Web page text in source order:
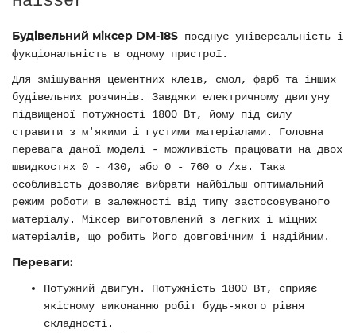
Будівельний міксер DM-18S поєднує універсальність і
фукціональність в одному пристрої.
Для змішування цементних клеїв, смол, фарб та інших
будівельних розчинів. Завдяки електричному двигуну
підвищеної потужності 1800 Вт, йому під силу
стравити з м'якими і густими матеріалами. Головна
перевага даної моделі - можливість працювати на двох
швидкостях 0 - 430, або 0 - 760 о /хв. Така
особливість дозволяє вибрати найбільш оптимальний
режим роботи в залежності від типу застосовуваного
матеріалу. Міксер виготовлений з легких і міцних
матеріалів, що робить його довговічним і надійним.
Переваги:
Потужний двигун. Потужність 1800 Вт, сприяє
якісному виконанню робіт будь-якого рівня
складності.